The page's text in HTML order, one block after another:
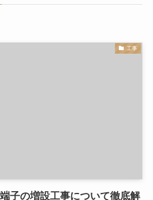
工事
子の増設工事について徹底解